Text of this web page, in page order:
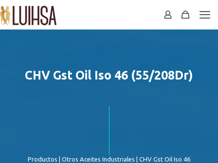
CHV Gst Oil Iso 46 (55/208Dr)
Productos Otros Aceites Industriales | CHV Gst Oil Iso 46